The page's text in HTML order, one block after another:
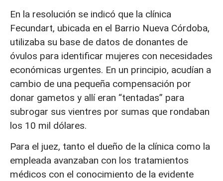
En la resolución se indicó que la clínica
Fecundart, ubicada en el Barrio Nueva Córdoba,
utilizaba su base de datos de donantes de
óvulos para identificar mujeres con necesidades
económicas urgentes. En un principio, acudían a
cambio de una pequeña compensación por
donar gametos y allí eran “tentadas” para
subrogar sus vientres por sumas que rondaban
los 10 mil dólares.
Para el juez, tanto el dueño de la clínica como la
empleada avanzaban con los tratamientos
médicos con el conocimiento de la evidente